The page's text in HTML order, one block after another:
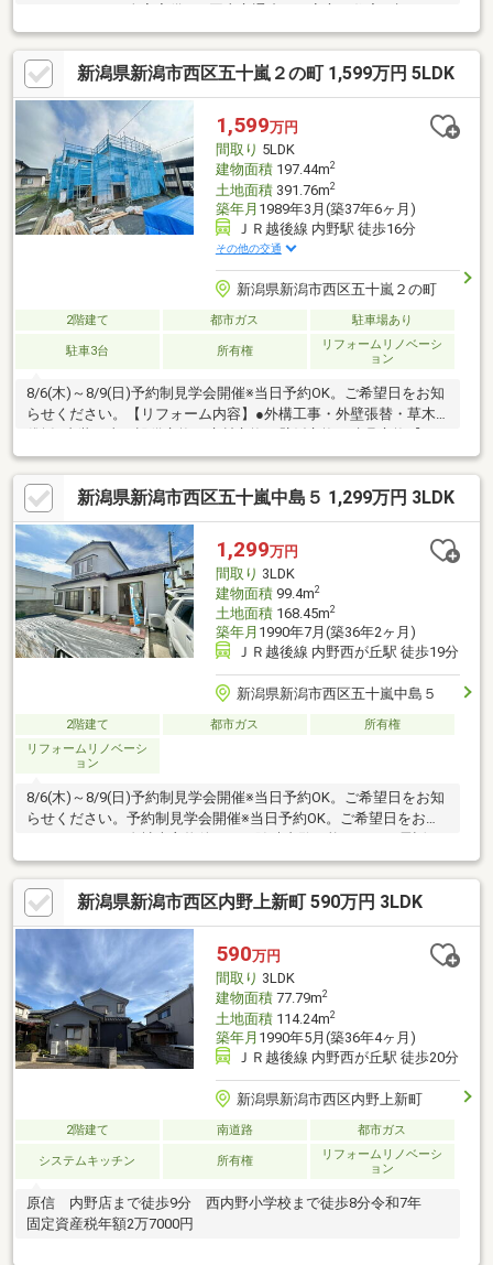
定！・既存住宅瑕疵保険付保で更に安心♪・水回り設備（キッチ
ン・浴室・トイレ）新品交換済み【教育】鎧郷小学校 徒歩１６
分西川中学校 徒歩３４分【おすすめ】○リビングに隣接した和
室はくつろぎスペースに最適〇４帖の納戸は外部と繋がり自転車
やタイヤの収納も可能〇Ｌｏｗ-Ｅペア樹脂サッシの内付きサッシ
で断熱性ＵＰ〇空調機能付きの浴室乾燥機付き〇浄水器が行淳装
備の新品キッチン
新潟県新潟市西区五十嵐２の町 1,599万円 5LDK
1,599万円
間取り 5LDK
建物面積197.44m2
土地面積391.76m2
築年月 1989年3月(築37年6ヶ月)
ＪＲ越後線 内野駅 徒歩16分
その他の交通
新潟県新潟市西区五十嵐２の町
2階建て 都市ガス 駐車場あり
駐車3台 所有権
リフォームリノベーシ
ョン
8/6(木)～8/9(日)予約制見学会開催※当日予約OK。ご希望日をお知
らせください。【リフォーム内容】●外構工事・外壁張替・草木
すすめポイント】・雨漏り、構造上主要な部分の欠陥や・腐食、
給排水管の故障や漏水についてお引渡しより２年間保証・シロア
リ防除工事施工後5年間保証・返済額や融資可能額など、お客様の
ご希望にあわせてご提案。住宅ローンが初めての方でもお気軽に
ご相談ください※本物件は住宅ローン減税が適用されます。詳し
くはお問合せください。
新潟県新潟市西区五十嵐中島５ 1,299万円 3LDK
1,299万円
間取り 3LDK
建物面積99.4m2
土地面積168.45m2
築年月 1990年7月(築36年2ヶ月)
ＪＲ越後線 内野西が丘駅 徒歩19分
新潟県新潟市西区五十嵐中島５
2階建て 都市ガス
所有権
リフォームリノベーシ
ョン
8/6(木)～8/9(日)予約制見学会開催※当日予約OK。ご希望日をお知
らせください。予約制見学会開催※当日予約OK。ご希望日をお知
メールでご希望日をお知らせください。【リフォーム内容】●外
構工事・樹木伐採・外壁塗装・雨漏れ補修●内装工事・壁紙交
換・床材上張り・水回り設備交換・建具交換【おすすめポイン
ト】・雨漏り、構造上主要な部分の欠陥や・腐食、給排水管の故
障や漏水についてお引渡しより２年間保証・返済額や融資可能額
など、お客様のご希望にあわせてご提案。住宅ロ
新潟県新潟市西区内野上新町 590万円 3LDK
590万円
間取り 3LDK
建物面積77.79m2
土地面積114.24m2
築年月 1990年5月(築36年4ヶ月)
ＪＲ越後線 内野西が丘駅 徒歩20分
新潟県新潟市西区内野上新町
2階建て 南道路 都市ガス
システムキッチン 所有権
リフォームリノベーシ
ョン
原信 内野店まで徒歩9分 西内野小学校まで徒歩8分令和7年
固定資産税年額2万7000円